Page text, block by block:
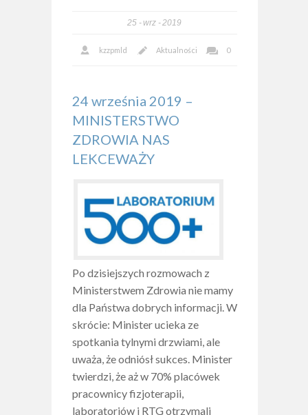
25 wrz 2019
kzzpmld Aktualności 0
24 września 2019 –
MINISTERSTWO
ZDROWIA NAS
LEKCEWAŻY
Po dzisiejszych rozmowach z
Ministerstwem Zdrowia nie mamy
dla Państwa dobrych informacji. W
skrócie: Minister ucieka ze
spotkania tylnymi drzwiami, ale
uważa, że odniósł sukces. Minister
twierdzi, że aż w 70% placówek
pracownicy fizjoterapii,
laboratoriów i RTG otrzymali